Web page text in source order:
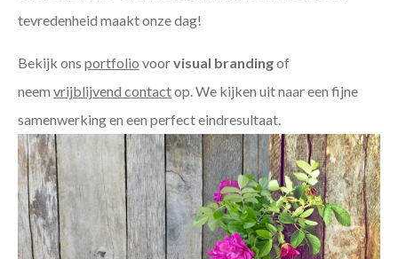
tevredenheid maakt onze dag!
Bekijk ons portfolio voorvisual brandingof
neem vrijblijvend contactop. We kijken uit naar een fijne
samenwerking en een perfect eindresultaat.